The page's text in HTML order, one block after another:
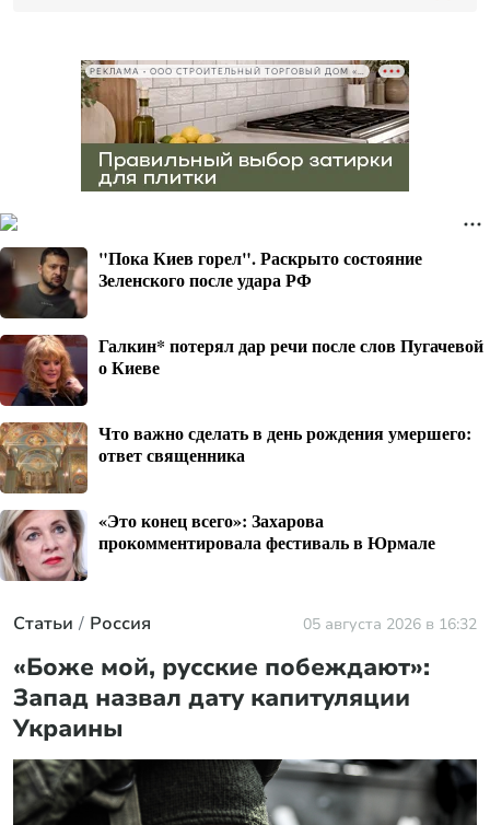
РЕКЛАМА • ООО СТРОИТЕЛЬНЫЙ ТОРГОВЫЙ ДОМ «ПЕТРОВИЧ», ИНН 7802348846
"Пока Киев горел". Раскрыто состояние
Зеленского после удара РФ
Галкин* потерял дар речи после слов Пугачевой
о Киеве
Что важно сделать в день рождения умершего:
ответ священника
«Это конец всего»: Захарова
прокомментировала фестиваль в Юрмале
Статьи Россия 05 августа 2026 в 16:32
«Боже мой, русские побеждают»:
Запад назвал дату капитуляции
Украины